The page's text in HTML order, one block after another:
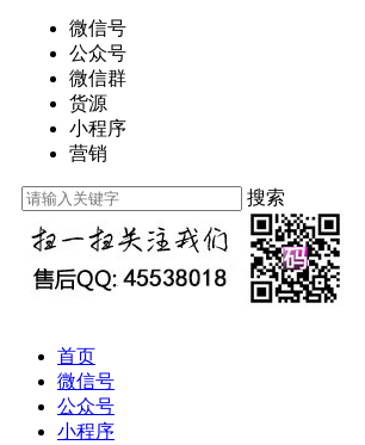
微信号
公众号
微信群
货源
小程序
营销
搜索
首页
微信号
公众号
小程序